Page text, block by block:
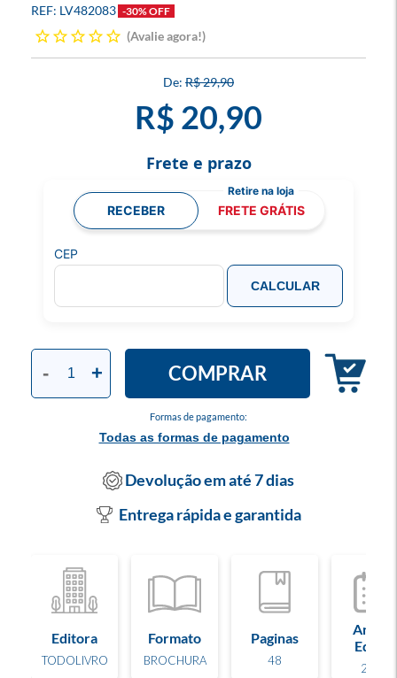
LV482083 -30% OFF
Avalie agora!
R$ 29,90
R$ 20,90
Formas de pagamento:
Todas as formas de pagamento
- + COMPRAR
Frete e prazo
RECEBER FRETE GRÁTIS
CEP
CALCULAR
Devolução em até 7 dias
Entrega rápida e garantida
Editora
TODOLIVRO
Formato
BROCHURA
Paginas
48
Ano de
Edição
2021